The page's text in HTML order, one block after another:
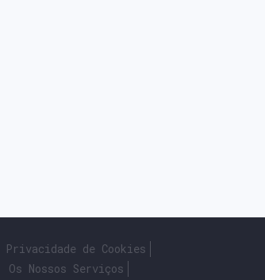
de Cookies
Os Nossos Serviços